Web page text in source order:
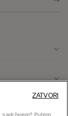
Putem
ZATVORI